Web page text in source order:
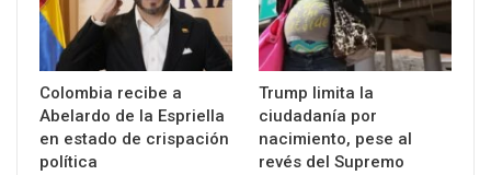
Colombia recibe a
Abelardo de la Espriella
en estado de crispación
política
Trump limita la
ciudadanía por
nacimiento, pese al
revés del Supremo